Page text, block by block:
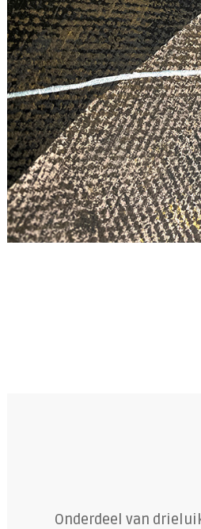
Onderdeel van